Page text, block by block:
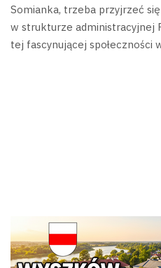
Somianka, trzeba przyjrzeć
w strukturze administracyjnej
tej fascynującej społeczności